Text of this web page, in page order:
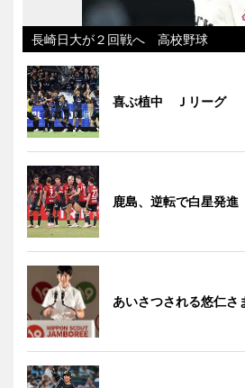
長崎日大が２回戦へ 高校野球
喜ぶ植中 Ｊリーグ
鹿島、逆転で白星発
あいさつされる悠仁さ